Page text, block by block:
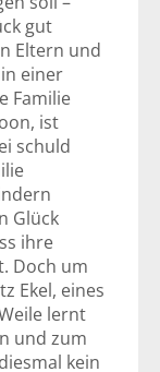
gut
Eltern und
einer
Familie
ist
schuld
Glück
ihre
Doch um
Ekel, eines
lernt
und zum
kein